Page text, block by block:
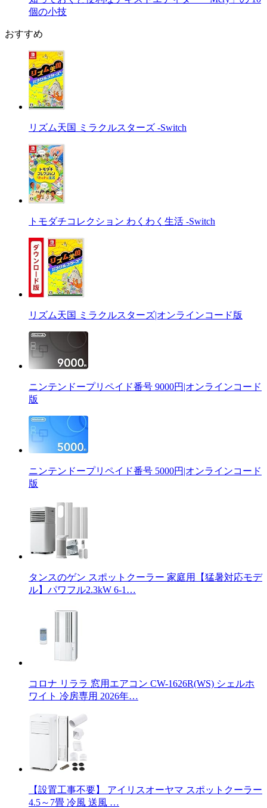
個の小技
おすすめ
リズム天国 ミラクルスターズ -Switch
トモダチコレクション わくわく生活 -Switch
リズム天国 ミラクルスターズ|オンラインコード版
ニンテンドープリペイド番号 9000円|オンラインコード
版
ニンテンドープリペイド番号 5000円|オンラインコード
版
タンスのゲン スポットクーラー 家庭用【猛暑対応モデ
ル】パワフル2.3kW 6-1…
コロナ リララ 窓用エアコン CW-1626R(WS) シェルホ
ワイト 冷房専用 2026年…
【設置工事不要】 アイリスオーヤマ スポットクーラー
4.5～7畳 冷風 送風 …